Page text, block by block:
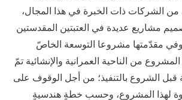
من الشركات ذات الخبرة في هذا المجال،
مشاريع عديدة في العتبتين المقدستين
وفي مقدّمتها مشروعا التوسعة الخاصّ
من الناحية العمرانية والإنشائية تمّ
قبل الشروع بالتنفيذ؛ من أجل الوقوف على
لهذا المشروع، وحسب خطةٍ هندسيةٍ